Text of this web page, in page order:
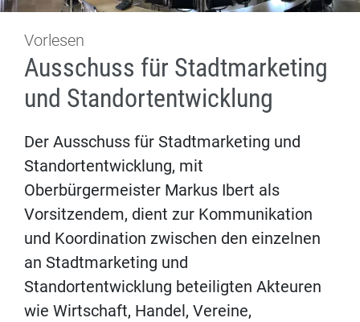
Vorlesen
Ausschuss für Stadtmarketing
und Standortentwicklung
Der Ausschuss für Stadtmarketing und
Standortentwicklung, mit
Oberbürgermeister Markus Ibert als
Vorsitzendem, dient zur Kommunikation
und Koordination zwischen den einzelnen
an Stadtmarketing und
Standortentwicklung beteiligten Akteuren
wie Wirtschaft, Handel, Vereine,